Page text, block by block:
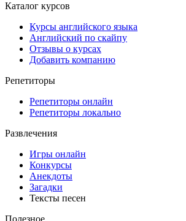
Каталог курсов
Курсы английского языка
Английский по скайпу
Отзывы о курсах
Добавить компанию
Репетиторы
Репетиторы онлайн
Репетиторы локально
Развлечения
Игры онлайн
Конкурсы
Анекдоты
Загадки
Тексты песен
Полезное